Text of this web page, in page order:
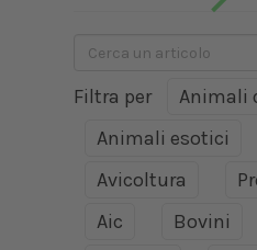
Filtra per Animali
Animali esotici
Avicoltura
Aic
Bovini